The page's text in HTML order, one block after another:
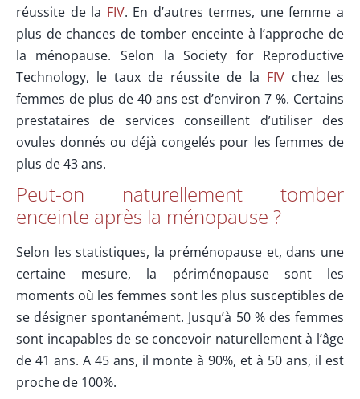
réussite de la FIV. En d’autres termes, une femme a
plus de chances de tomber enceinte à l’approche de
la ménopause. Selon la Society for Reproductive
Technology, le taux de réussite de la FIV chez les
femmes de plus de 40 ans est d’environ 7 %. Certains
prestataires de services conseillent d’utiliser des
ovules donnés ou déjà congelés pour les femmes de
plus de 43 ans.
Peut-on naturellement tomber
enceinte après la ménopause ?
Selon les statistiques, la préménopause et, dans une
certaine mesure, la périménopause sont les
moments où les femmes sont les plus susceptibles de
se désigner spontanément. Jusqu’à 50 % des femmes
sont incapables de se concevoir naturellement à l’âge
de 41 ans. A 45 ans, il monte à 90%, et à 50 ans, il est
proche de 100%.